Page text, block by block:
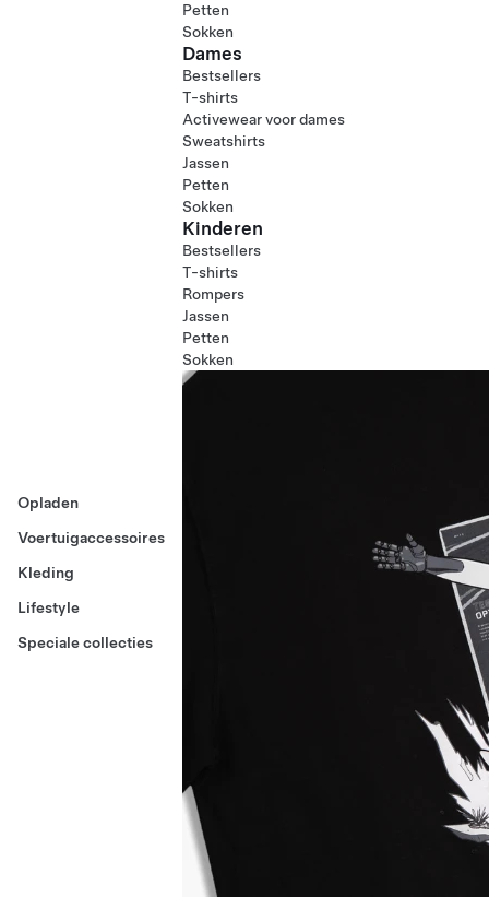
Opladen
Voertuigaccessoires
Kleding
Lifestyle
Speciale collecties
Petten
Sokken
Dames
Bestsellers
T-shirts
Activewear voor dames
Sweatshirts
Jassen
Petten
Sokken
Kinderen
Bestsellers
T-shirts
Rompers
Jassen
Petten
Sokken